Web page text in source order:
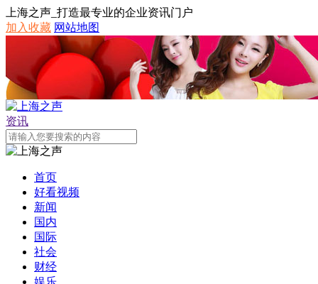
上海之声_打造最专业的企业资讯门户
加入收藏 网站地图
资讯
首页
好看视频
新闻
国内
国际
社会
财经
娱乐